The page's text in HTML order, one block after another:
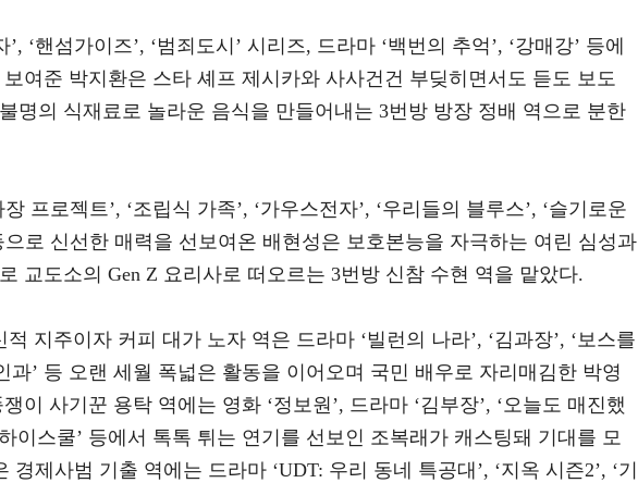
‘핸섬가이즈’, ‘범죄도시’ 시리즈, 드라마 ‘백번의 추억’, ‘강매강’ 등에
여준 박지환은 스타 셰프 제시카와 사사건건 부딪히면서도 듣도 보도
명의 식재료로 놀라운 음식을 만들어내는 3번방 방장 정배 역으로 분한
프로젝트’, ‘조립식 가족’, ‘가우스전자’, ‘우리들의 블루스’, ‘슬기로운
으로 신선한 매력을 선보여온 배현성은 보호본능을 자극하는 여린 심성과
교도소의 Gen Z 요리사로 떠오르는 3번방 신참 수현 역을 맡았다.
지주이자 커피 대가 노자 역은 드라마 ‘빌런의 나라’, ‘김과장’, ‘보스를
과’ 등 오랜 세월 폭넓은 활동을 이어오며 국민 배우로 자리매김한 박영
이 사기꾼 용탁 역에는 영화 ‘정보원’, 드라마 ‘김부장’, ‘오늘도 매진했
이스쿨’ 등에서 톡톡 튀는 연기를 선보인 조복래가 캐스팅돼 기대를 모
경제사범 기출 역에는 드라마 ‘UDT: 우리 동네 특공대’, ‘지옥 시즌2’, ‘기